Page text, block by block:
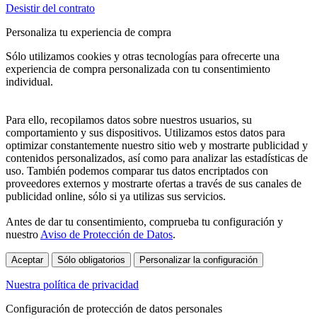
Desistir del contrato
Personaliza tu experiencia de compra
Sólo utilizamos cookies y otras tecnologías para ofrecerte una
experiencia de compra personalizada con tu consentimiento
individual.
Para ello, recopilamos datos sobre nuestros usuarios, su
comportamiento y sus dispositivos. Utilizamos estos datos para
optimizar constantemente nuestro sitio web y mostrarte publicidad y
contenidos personalizados, así como para analizar las estadísticas de
uso. También podemos comparar tus datos encriptados con
proveedores externos y mostrarte ofertas a través de sus canales de
publicidad online, sólo si ya utilizas sus servicios.
Antes de dar tu consentimiento, comprueba tu configuración y
nuestro Aviso de Protección de Datos.
Aceptar Sólo obligatorios Personalizar la configuración
Nuestra política de privacidad
Configuración de protección de datos personales